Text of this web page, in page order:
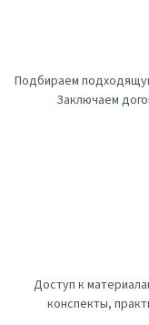
Подбираем
Заключаем
Доступ к
конспекты,